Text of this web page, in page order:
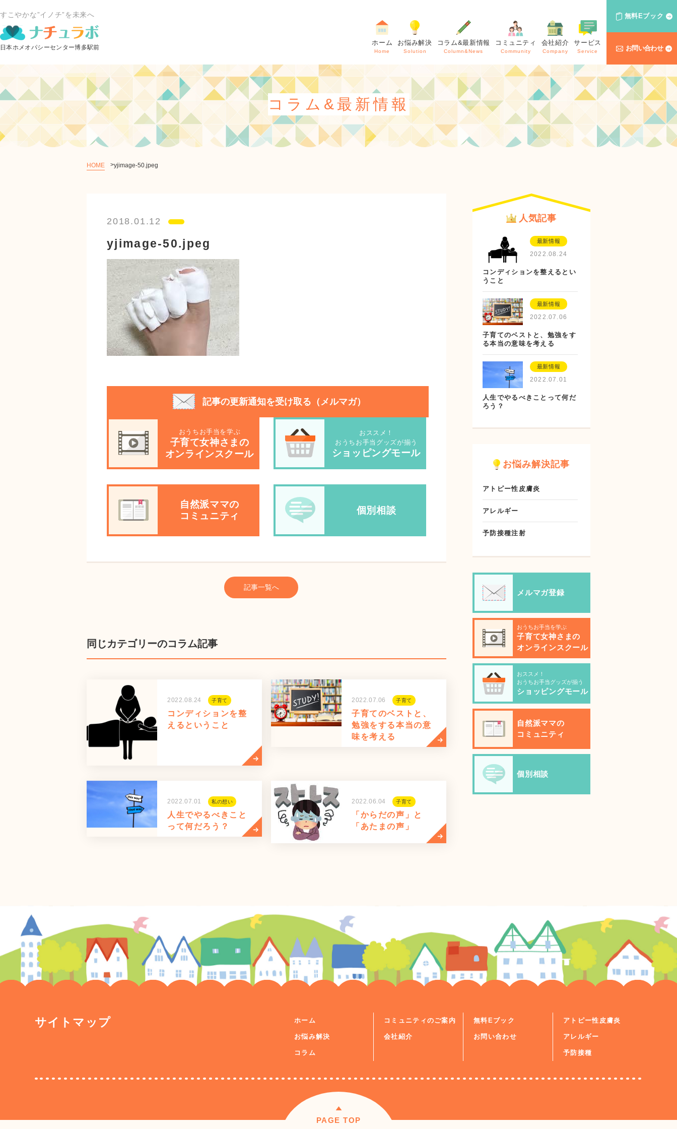
すこやかな”イノチ”を未来へ
ホーム
Home
お悩み解決
Solution
コラム&最新情報
Column&News
コミュニティ
Community
会社紹介
Company
サービス
Service
無料Eブック
お問い合わせ
コラム&最新情報
HOME yjimage-50.jpeg
2018.01.12
yjimage-50.jpeg
記事の更新通知を受け取る（メルマガ）
おススメ！
おうちお手当グッズが揃う
ショッピングモール
おうちお手当を学ぶ
子育て女神さまの
オンラインスクール
個別相談
自然派ママの
コミュニティ
記事一覧へ
同じカテゴリーのコラム記事
2022.08.24 子育て
コンディションを整
えるということ
2022.07.06 子育て
子育てのベストと、
勉強をする本当の意
味を考える
2022.07.01 私の想い
人生でやるべきこと
って何だろう？
2022.06.04 子育て
「からだの声」と
「あたまの声」
人気記事
最新情報
2022.08.24
コンディションを整えるとい
うこと
最新情報
2022.07.06
子育てのベストと、勉強をす
る本当の意味を考える
最新情報
2022.07.01
人生でやるべきことって何だ
ろう？
お悩み解決記事
アトピー性皮膚炎
アレルギー
予防接種注射
メルマガ登録
おうちお手当を学ぶ
子育て女神さまの
オンラインスクール
おススメ！
おうちお手当グッズが揃う
ショッピングモール
自然派ママの
コミュニティ
個別相談
サイトマップ ホーム
お悩み解決
コラム
コミュニティのご案内
会社紹介
無料Eブック
お問い合わせ
アトピー性皮膚炎
アレルギー
予防接種
PAGE TOP